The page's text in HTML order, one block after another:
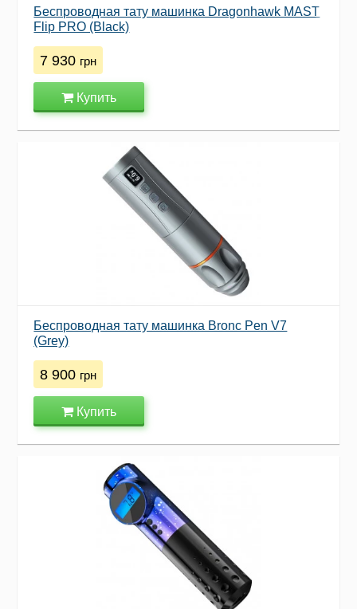
Беспроводная тату машинка Dragonhawk MAST
Flip PRO (Black)
7 930 грн
Купить
Беспроводная тату машинка Bronc Pen V7
(Grey)
8 900 грн
Купить